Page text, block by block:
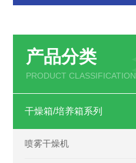
产品分类
PRODUCT CLASSIFICATION
干燥箱/培养箱系列
喷雾干燥机